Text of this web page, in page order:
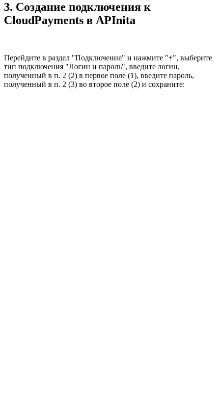
3. Создание подключения к
CloudPayments в APInita
Перейдите в раздел "Подключение" и нажмите "+", выберите
тип подключения "Логин и пароль", введите логин,
полученный в п. 2 (2) в первое поле (1), введите пароль,
полученный в п. 2 (3) во второе поле (2) и сохраните: